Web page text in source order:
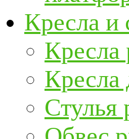
Кресла и
Кресла
Стулья